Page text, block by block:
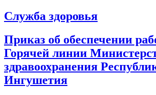
Служба здоровья
Приказ об обеспечении
Горячей линии
здравоохранения
Ингушетия